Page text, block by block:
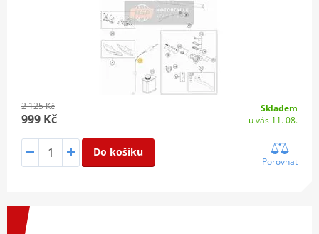
2 125 Kč
999 Kč
Skladem
u vás 11. 08.
Do košíku
Porovnat